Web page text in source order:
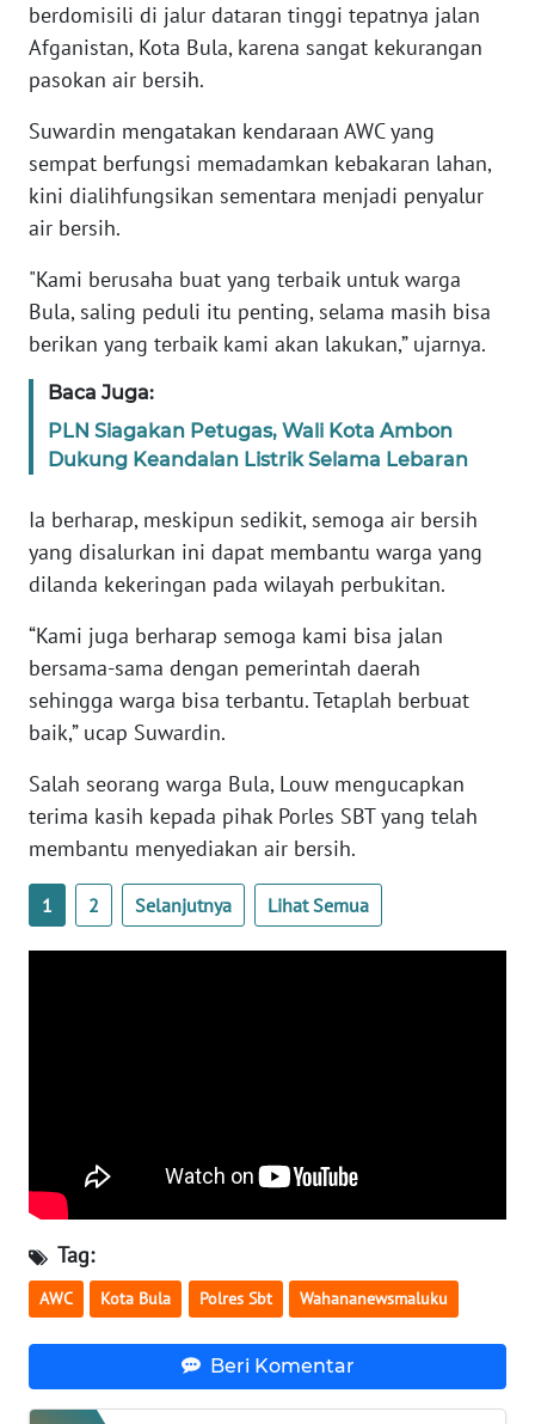
berdomisili di jalur dataran tinggi tepatnya jalan
Afganistan, Kota Bula, karena sangat kekurangan
pasokan air bersih.
Suwardin mengatakan kendaraan AWC yang
sempat berfungsi memadamkan kebakaran lahan,
kini dialihfungsikan sementara menjadi penyalur
air bersih.
"Kami berusaha buat yang terbaik untuk warga
Bula, saling peduli itu penting, selama masih bisa
berikan yang terbaik kami akan lakukan,” ujarnya.
Baca Juga:
PLN Siagakan Petugas, Wali Kota Ambon
Dukung Keandalan Listrik Selama Lebaran
Ia berharap, meskipun sedikit, semoga air bersih
yang disalurkan ini dapat membantu warga yang
dilanda kekeringan pada wilayah perbukitan.
“Kami juga berharap semoga kami bisa jalan
bersama-sama dengan pemerintah daerah
sehingga warga bisa terbantu. Tetaplah berbuat
baik,” ucap Suwardin.
Salah seorang warga Bula, Louw mengucapkan
terima kasih kepada pihak Porles SBT yang telah
membantu menyediakan air bersih.
1 2 Selanjutnya Lihat Semua
Tag:
AWC Kota Bula Polres Sbt Wahananewsmaluku
Beri Komentar
WN
KEPRI
WN
PAPUA
WN
BARAT
WN
RIAU
WN
SERAMBI
JAMBI
WN
SULTRA
NTB
WN
WN
SULBAR
WN
WN
BENGKULU
WN
WN
JATENG